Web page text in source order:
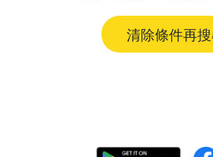
清除條件再